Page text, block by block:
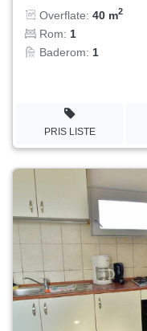
Overflate: 40 m2
Rom: 1
Baderom: 1
PRIS LISTE